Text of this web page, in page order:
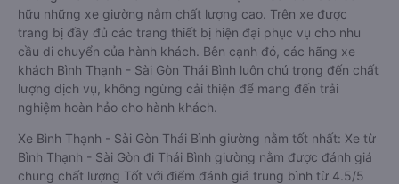
hữu những xe giường nằm chất lượng cao. Trên xe được
trang bị đầy đủ các trang thiết bị hiện đại phục vụ cho nhu
cầu di chuyển của hành khách. Bên cạnh đó, các hãng xe
khách Bình Thạnh - Sài Gòn Thái Bình luôn chú trọng đến chất
lượng dịch vụ, không ngừng cải thiện để mang đến trải
nghiệm hoàn hảo cho hành khách.
Xe Bình Thạnh - Sài Gòn Thái Bình giường nằm tốt nhất: Xe từ
Bình Thạnh - Sài Gòn đi Thái Bình giường nằm được đánh giá
chung chất lượng Tốt với điểm đánh giá trung bình từ 4.5/5